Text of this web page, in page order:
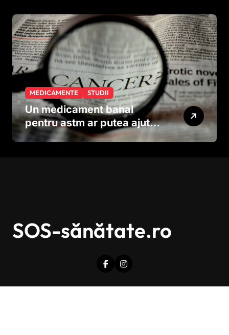
MEDICAMENTE STUDII
Un medicament banal
pentru astm ar putea ajuta
în lupta împotriva
SOS-sănătate.ro